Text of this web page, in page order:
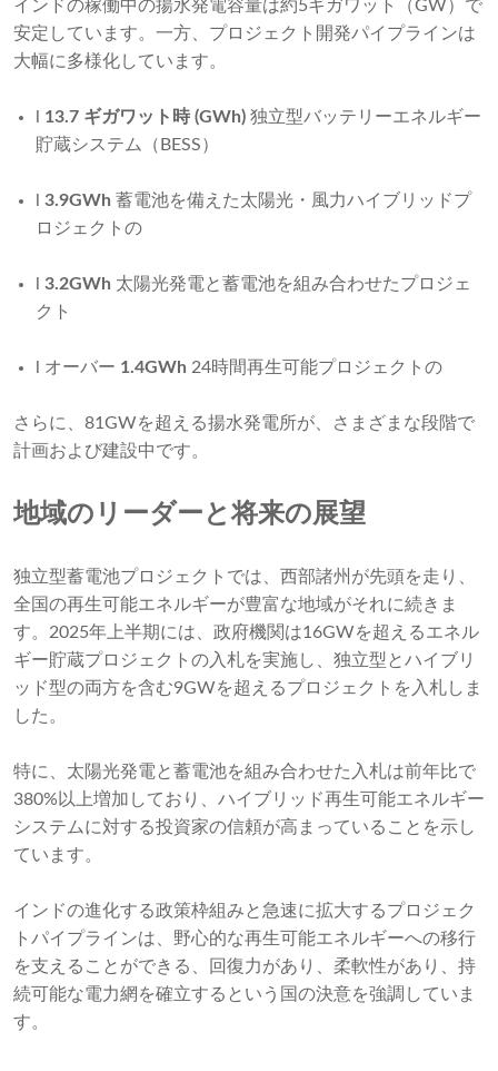
インドの稼働中の揚水発電容量は約5ギガワット（GW）で
安定しています。一方、プロジェクト開発パイプラインは
大幅に多様化しています。
13.7 ギガワット時 (GWh) 独立型バッテリーエネルギー
貯蔵システム（BESS）
3.9GWh 蓄電池を備えた太陽光・風力ハイブリッドプ
ロジェクトの
3.2GWh 太陽光発電と蓄電池を組み合わせたプロジェ
クト
l オーバー 1.4GWh 24時間再生可能プロジェクトの
さらに、81GWを超える揚水発電所が、さまざまな段階で
計画および建設中です。
地域のリーダーと将来の展望
独立型蓄電池プロジェクトでは、西部諸州が先頭を走り、
全国の再生可能エネルギーが豊富な地域がそれに続きま
す。2025年上半期には、政府機関は16GWを超えるエネル
ギー貯蔵プロジェクトの入札を実施し、独立型とハイブリ
ッド型の両方を含む9GWを超えるプロジェクトを入札しま
した。
特に、太陽光発電と蓄電池を組み合わせた入札は前年比で
380%以上増加しており、ハイブリッド再生可能エネルギー
システムに対する投資家の信頼が高まっていることを示し
ています。
インドの進化する政策枠組みと急速に拡大するプロジェク
トパイプラインは、野心的な再生可能エネルギーへの移行
を支えることができる、回復力があり、柔軟性があり、持
続可能な電力網を確立するという国の決意を強調していま
す。